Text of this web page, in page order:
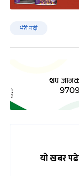
भेरी नदी
यो खबर